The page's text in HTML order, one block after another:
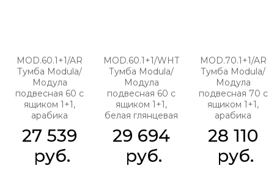
MOD.60.1+1/AR
Тумба Modula/
Модула
подвесная 60 с
ящиком 1+1,
арабика
27 539
руб.
MOD.60.1+1/WHT
Тумба Modula/
Модула
подвесная 60 с
ящиком 1+1,
белая глянцевая
29 694
руб.
MOD.70.1+1/AR
Тумба Modula/
Модула
подвесная 70 с
ящиком 1+1,
арабика
28 110
руб.